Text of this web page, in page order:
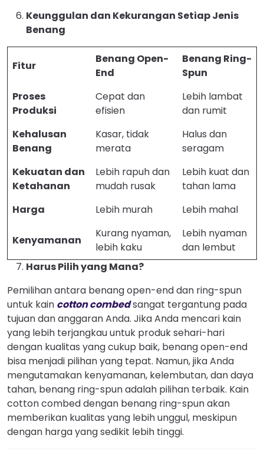
Keunggulan dan Kekurangan Setiap Jenis
Benang
Fitur
Benang Open-
End
Benang Ring-
Spun
Proses
Produksi
Cepat dan
efisien
Lebih lambat
dan rumit
Kehalusan
Benang
Kasar, tidak
merata
Halus dan
seragam
Kekuatan dan
Ketahanan
Lebih rapuh dan
mudah rusak
Lebih kuat dan
tahan lama
Harga
Lebih murah Lebih mahal
Kenyamanan
Kurang nyaman,
lebih kaku
Lebih nyaman
dan lembut
Harus Pilih yang Mana?
Pemilihan antara benang open-end dan ring-spun
untuk kain cotton combedsangat tergantung pada
tujuan dan anggaran Anda. Jika Anda mencari kain
yang lebih terjangkau untuk produk sehari-hari
dengan kualitas yang cukup baik, benang open-end
bisa menjadi pilihan yang tepat. Namun, jika Anda
mengutamakan kenyamanan, kelembutan, dan daya
tahan, benang ring-spun adalah pilihan terbaik. Kain
cotton combed dengan benang ring-spun akan
memberikan kualitas yang lebih unggul, meskipun
dengan harga yang sedikit lebih tinggi.